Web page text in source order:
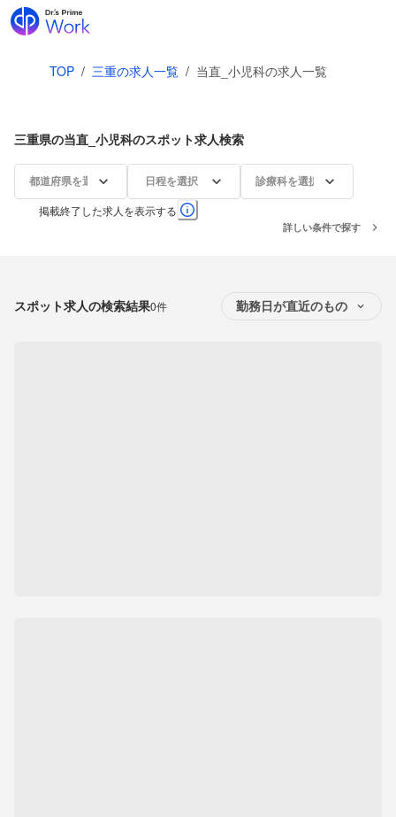
TOP / 三重の求人一覧 / 当直_小児科の求人一覧
三重県の当直_小児科のスポット求人検索
都道府県を選択 日程を選択 診療科を選択
掲載終了した求人を表示する
詳しい条件で探す
スポット求人の検索結果0件 勤務日が直近のもの